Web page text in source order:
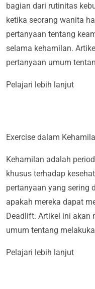
bagian dari rutinitas
ketika seorang wanita
pertanyaan tentang
selama kehamilan.
pertanyaan umum
Pelajari lebih lanjut
Exercise dalam
Kehamilan adalah
khusus terhadap
pertanyaan yang sering
apakah mereka dapat
Deadlift. Artikel ini akan
umum tentang
Pelajari lebih lanjut